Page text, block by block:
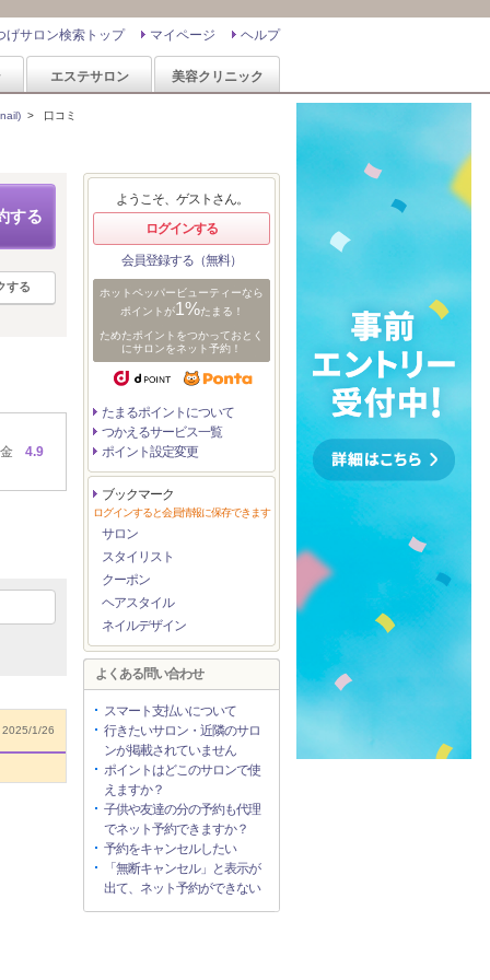
ヘルプ
マイページ
げサロン検索トップ
エステサロン 美容クリニック
> 口コミ
する
する
4.9
2025/1/26
ようこそ、ゲストさん。
ログインする
会員登録する（無料）
ホットペッパービューティーなら
ポイントが1%たまる！
ためたポイントをつかっておとく
にサロンをネット予約！
たまるポイントについて
つかえるサービス一覧
ポイント設定変更
ブックマーク
ログインすると会員情報に保存できます
サロン
スタイリスト
クーポン
ヘアスタイル
ネイルデザイン
よくある問い合わせ
スマート支払いについて
行きたいサロン・近隣のサロ
ンが掲載されていません
ポイントはどこのサロンで使
えますか？
子供や友達の分の予約も代理
でネット予約できますか？
予約をキャンセルしたい
「無断キャンセル」と表示が
出て、ネット予約ができない